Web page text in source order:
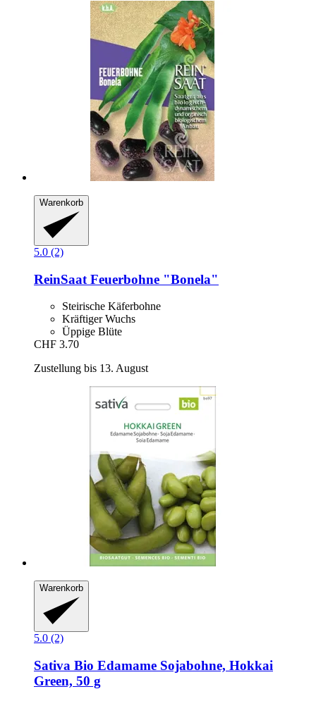
Warenkorb
5.0 (2)
ReinSaat Feuerbohne "Bonela"
Steirische Käferbohne
Kräftiger Wuchs
Üppige Blüte
CHF 3.70
Zustellung bis 13. August
Warenkorb
5.0 (2)
Sativa Bio Edamame Sojabohne, Hokkai
Green, 50 g